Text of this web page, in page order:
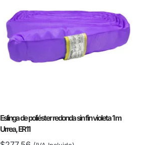
Eslinga de poliéster redonda sin fin violeta 1 m
Urrea, ER11